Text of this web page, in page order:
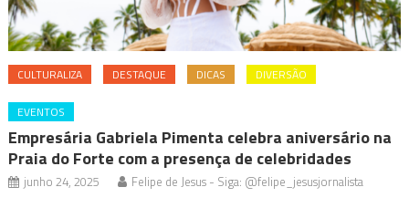
CULTURALIZA DESTAQUE DICAS DIVERSÃO
EVENTOS
Empresária Gabriela Pimenta celebra aniversário na
Praia do Forte com a presença de celebridades
junho 24, 2025 Felipe de Jesus - Siga: @felipe_jesusjornalista